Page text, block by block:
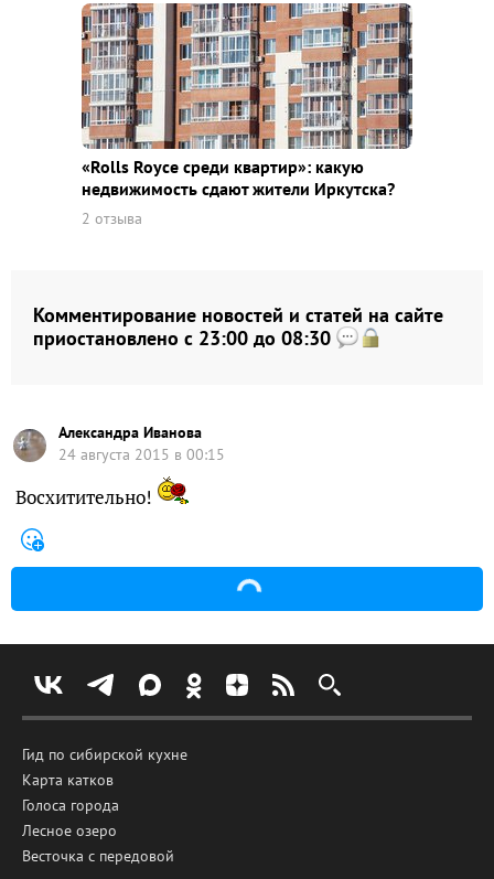
«Rolls Royce среди квaртир»: какую
недвижимость сдают жители Иркутска?
2 отзыва
Комментирование новостей и статей на сайте
приостановлено с 23:00 до 08:30
Александра Иванова
24 августа 2015 в 00:15
Восхитительно!
Гид по сибирской кухне
Карта катков
Голоса города
Лесное озеро
Весточка с передовой